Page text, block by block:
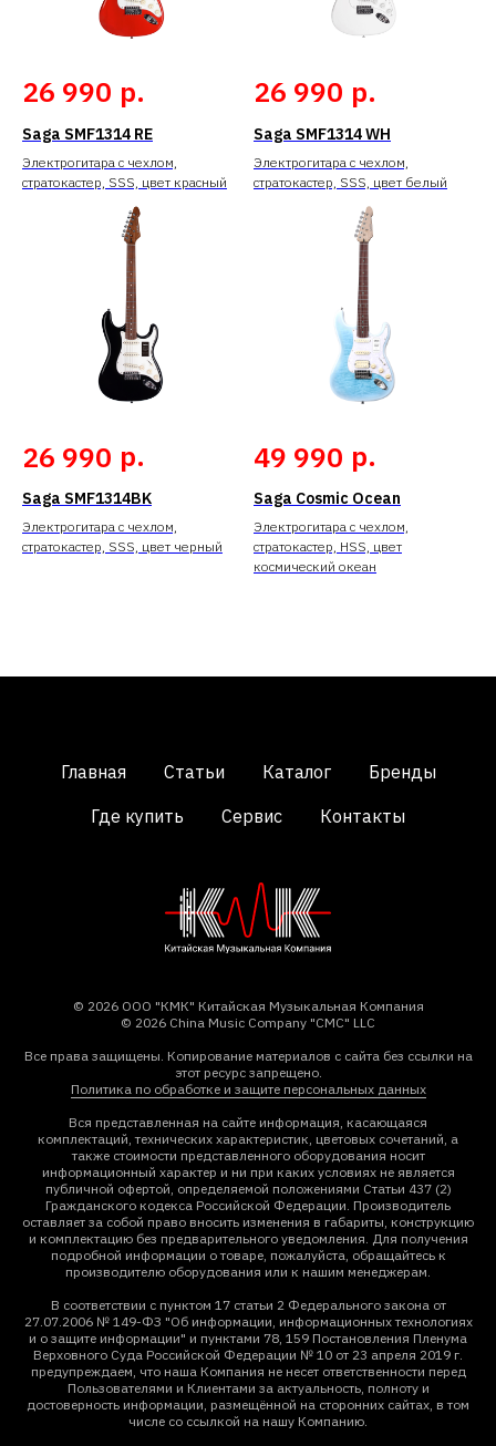
26 990 р.
Saga SMF1314 RE
Электрогитара с чехлом,
стратокастер, SSS, цвет красный
26 990 р.
Saga SMF1314 WH
Электрогитара с чехлом,
стратокастер, SSS, цвет белый
26 990 р.
Saga SMF1314BK
Электрогитара с чехлом,
стратокастер, SSS, цвет черный
49 990 р.
Saga Cosmic Ocean
Электрогитара с чехлом,
стратокастер, HSS, цвет
космический океан
Главная Статьи Каталог
Бренды
Где купить
Сервис Контакты
© 2026 ООО "КМК" Китайская Музыкальная Компания
© 2026 China Music Company "CMC" LLC
Все права защищены. Копирование материалов с сайта без ссылки на
этот ресурс запрещено.
Политика по обработке и защите персональных данных
Вся представленная на сайте информация, касающаяся
комплектаций, технических характеристик, цветовых сочетаний, а
также стоимости представленного оборудования носит
информационный характер и ни при каких условиях не является
публичной офертой, определяемой положениями Статьи 437 (2)
Гражданского кодекса Российской Федерации. Производитель
оставляет за собой право вносить изменения в габариты, конструкцию
и комплектацию без предварительного уведомления. Для получения
подробной информации о товаре, пожалуйста, обращайтесь к
производителю оборудования или к нашим менеджерам.
В соответствии с пунктом 17 статьи 2 Федерального закона от
27.07.2006 № 149-ФЗ "Об информации, информационных технологиях
и о защите информации" и пунктами 78, 159 Постановления Пленума
Верховного Суда Российской Федерации № 10 от 23 апреля 2019 г.
предупреждаем, что наша Компания не несет ответственности перед
Пользователями и Клиентами за актуальность, полноту и
достоверность информации, размещённой на сторонних сайтах, в том
числе со ссылкой на нашу Компанию.